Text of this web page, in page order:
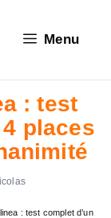
Menu
: test
places
: test complet d’un